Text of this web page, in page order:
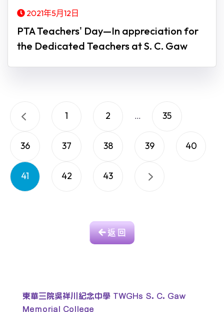
2021年5月12日
PTA Teachers' Day—In appreciation for
the Dedicated Teachers at S. C. Gaw
1 2 ... 35
36 37 38 39 40
41 42 43
返 回
東華三院吳祥川紀念中學 TWGHs S. C. Gaw
Memorial College